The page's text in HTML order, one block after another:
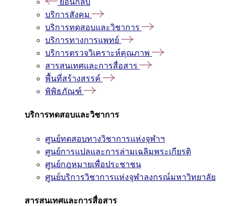
ย้อนกลับ
บริการสังคม
บริการทดสอบและวิชาการ
บริการทางการแพทย์
บริการตรวจวิเคราะห์คุณภาพ
สารสนเทศและการสื่อสาร
พื้นที่สร้างสรรค์
พิพิธภัณฑ์
บริการทดสอบและวิชาการ
ศูนย์ทดสอบทางวิชาการแห่งจุฬาฯ
ศูนย์การแปลและการล่ามเฉลิมพระเกียรติ
ศูนย์กฎหมายเพื่อประชาชน
ศูนย์บริการวิชาการแห่งจุฬาลงกรณ์มหาวิทยาลัย
สารสนเทศและการสื่อสาร